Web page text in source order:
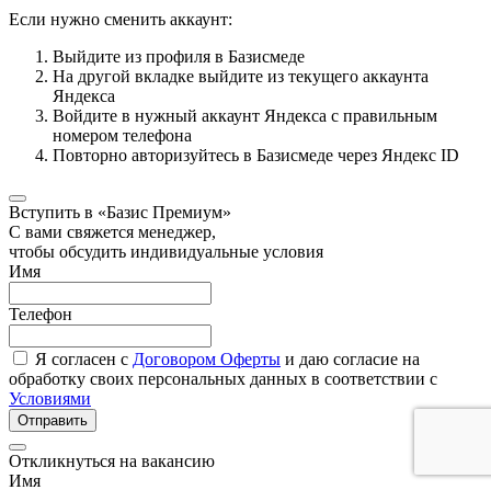
Если нужно сменить аккаунт:
Выйдите из профиля в Базисмеде
На другой вкладке выйдите из текущего аккаунта
Яндекса
Войдите в нужный аккаунт Яндекса с правильным
номером телефона
Повторно авторизуйтесь в Базисмеде через Яндекс ID
Вступить в «Базис Премиум»
С вами свяжется менеджер,
чтобы обсудить индивидуальные условия
Имя
Телефон
Я согласен с Договором Оферты и даю согласие на
обработку своих персональных данных в соответствии с
Условиями
Отправить
Откликнуться на вакансию
Имя